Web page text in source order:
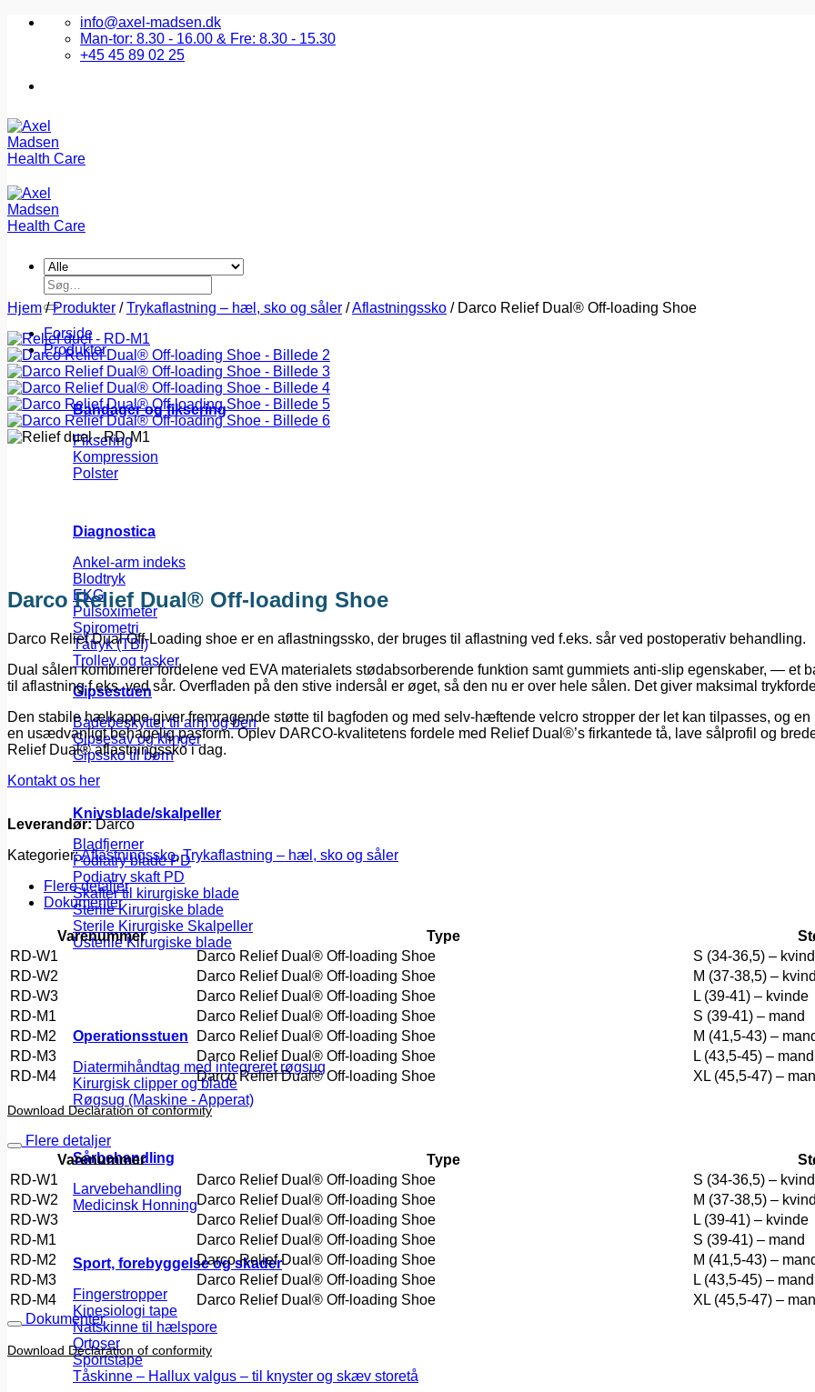
Fortsæt
info@axel-madsen.dk
Man-tor: 8.30 - 16.00 & Fre: 8.30 - 15.30
+45 45 89 02 25
Søg
efter:
Forside
Produkter
Bandager og fiksering
Fiksering
Kompression
Polster
Diagnostica
Ankel-arm indeks
Blodtryk
EKG
Pulsoximeter
Spirometri
Tåtryk (TBI)
Trolley og tasker
Gipsestuen
Badebeskytter til arm og ben
Gipsesav og klinger
Gipssko til børn
Knivsblade/skalpeller
Bladfjerner
Podiatry blade PD
Podiatry skaft PD
Skafter til kirurgiske blade
Sterile Kirurgiske blade
Sterile Kirurgiske Skalpeller
Usterile Kirurgiske blade
Operationsstuen
Diatermihåndtag med integreret røgsug
Kirurgisk clipper og blade
Røgsug (Maskine - Apperat)
Sårbehandling
Larvebehandling
Medicinsk Honning
Sport, forebyggelse og skader
Fingerstropper
Kinesiologi tape
Natskinne til hælspore
Ortoser
Sportstape
Tåskinne – Hallux valgus – til knyster og skæv storetå
Hjem/Produkter /Trykaflastning – hæl, sko og såler /Aflastningssko / Darco Relief Dual® Off-loading Shoe
Darco Relief Dual® Off-loading Shoe
Darco Relief Dual Off-Loading shoe er en aflastningssko, der bruges til aflastning ved f.eks. sår ved postoperativ behandling.
Dual sålen kombinerer fordelene ved EVA materialets stødabsorberende funktion samt gummiets anti-slip egenskaber, — et
til aflastning f.eks. ved sår. Overfladen på den stive indersål er øget, så den nu er over hele sålen. Det giver maksimal
Den stabile hælkappe giver fremragende støtte til bagfoden og med selv-hæftende velcro stropper der let kan tilpasses, og
en usædvanligt behagelig pasform. Oplev DARCO-kvalitetens fordele med Relief Dual®’s firkantede tå, lave sålprofil og
Relief Dual® aflastningssko i dag.
Kontakt os her
Leverandør:Darco
Kategorier:Aflastningssko,Trykaflastning – hæl, sko og såler
Flere detaljer
Dokumenter
Varenummer Type
RD-W1
Darco Relief Dual® Off-loading Shoe S (34-36,5) –
RD-W2
Darco Relief Dual® Off-loading Shoe M (37-38,5) –
RD-W3
Darco Relief Dual® Off-loading Shoe L (39-41) – kvinde
RD-M1
Darco Relief Dual® Off-loading Shoe S (39-41) – mand
RD-M2
Darco Relief Dual® Off-loading Shoe M (41,5-43) –
RD-M3
Darco Relief Dual® Off-loading Shoe L (43,5-45) – mand
RD-M4
Darco Relief Dual® Off-loading Shoe XL (45,5-47) –
Download Declaration of conformity
Flere detaljer
Varenummer
Type
RD-W1
Darco Relief Dual® Off-loading Shoe S (34-36,5) –
RD-W2
Darco Relief Dual® Off-loading Shoe M (37-38,5) –
RD-W3
Darco Relief Dual® Off-loading Shoe L (39-41) – kvinde
RD-M1
Darco Relief Dual® Off-loading Shoe S (39-41) – mand
RD-M2
Darco Relief Dual® Off-loading Shoe M (41,5-43) –
RD-M3
Darco Relief Dual® Off-loading Shoe L (43,5-45) – mand
RD-M4
Darco Relief Dual® Off-loading Shoe XL (45,5-47) –
Dokumenter
Download Declaration of conformity